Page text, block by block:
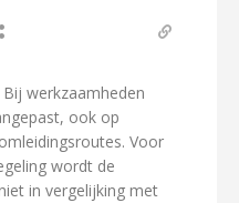
werkzaamheden
ook op
Voor
wordt de
in vergelijking met